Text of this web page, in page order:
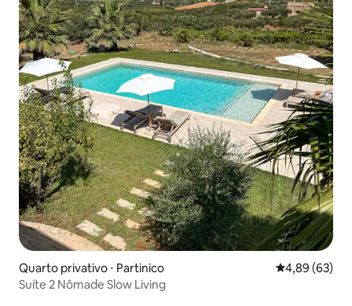
Quarto privativo ⋅ Partinico 4,89 de uma
4,89 (63)
Suíte 2 Nômade Slow Living